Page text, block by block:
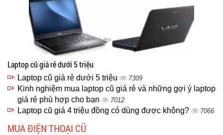
Laptop cũ giá rẻ dưới 5 triệu
Laptop cũ giá rẻ dưới 5 triệu 7309
Kinh nghiệm mua laptop cũ giá rẻ và những gợi ý laptop
giá rẻ phù hợp cho bạn
7012
Laptop cũ giá 4 triệu đồng có dùng được không? 7066
MUA ĐIỆN THOẠI CŨ